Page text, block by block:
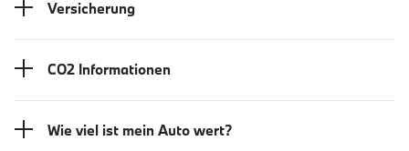
Versicherung
CO2 Informationen
Wie viel ist mein Auto wert?